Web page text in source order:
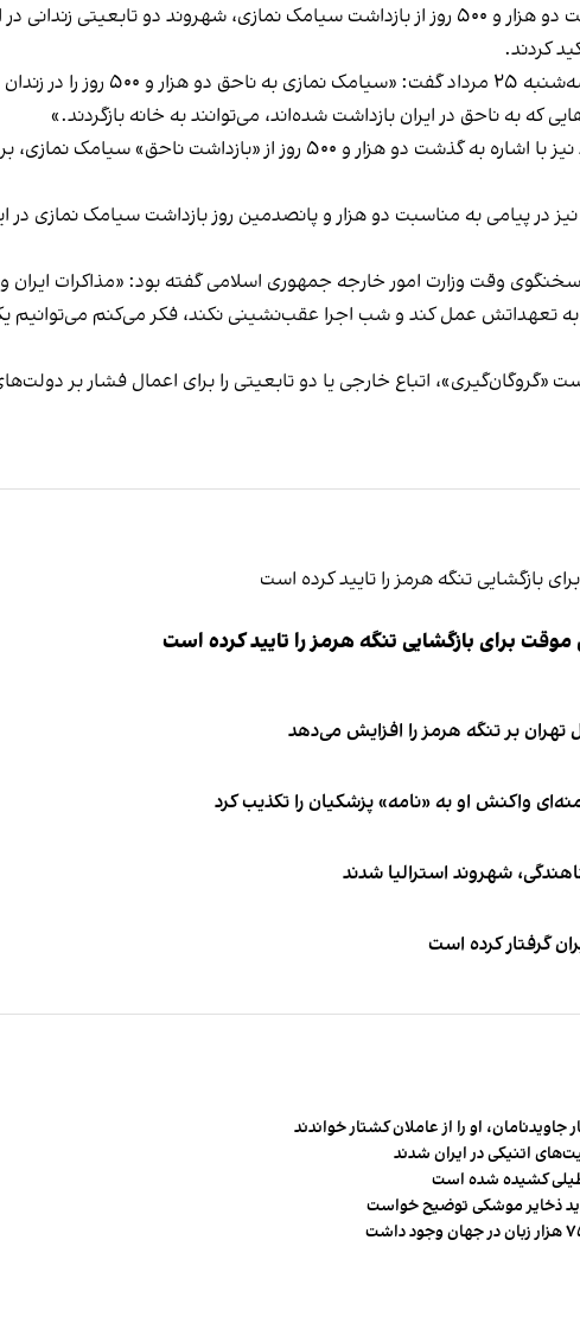
پیشتر مقام‌های آمریکایی در واکنش به گذشت دو هزار و ۵۰۰ روز از بازداشت سیامک نمازی،
کردند.
آنتونی بلینکن، وزیر امور
به ناحق در ایران بازداشت شده‌اند، می‌توانند به خانه بازگردند.»
جیک سالیوان، مشاور امنیت ملی کاخ سفید نیز با اشاره به گذشت دو
نیز در پیامی به مناسبت دو هزار و پانصدمین روز بازداشت سیامک نمازی در
وقت وزارت امور خارجه جمهوری اسلامی گفته بود: «مذاکرات ایران و
عمل کند و شب اجرا عقب‌نشینی نکند، فکر می‌کنم می‌توانیم یکی
اتباع خارجی یا دو تابعیتی را برای اعمال فشار بر
برای بازگشایی تنگه هرمز را تایید کرده است
تهران بر تنگه هرمز را افزایش می‌دهد
واکنش او به «نامه» پزشکیان را تکذیب کرد
گرفتار کرده است
او را از عاملان کشتار خواندند
اتنیکی در ایران شدند
کشیده شده است
ذخایر موشکی توضیح خواست